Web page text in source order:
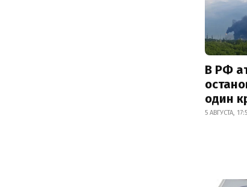
В РФ
один
5 АВГУСТА,